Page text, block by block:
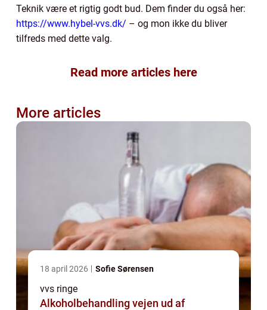
Teknik være et rigtig godt bud. Dem finder du også her:
https://www.hybel-vvs.dk/ – og mon ikke du bliver
tilfreds med dette valg.
Read more articles here
More articles
18 april 2026 Sofie Sørensen
vvs ringe
Alkoholbehandling vejen ud af